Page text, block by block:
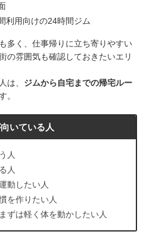
利用向けの24時間ジム
多く、仕事帰りに立ち寄りやすい
の雰囲気も確認しておきたいエリ
は、 ジムから自宅までの帰宅ルー
。
いている人
人
人
動したい人
を作りたい人
ずは軽く体を動かしたい人